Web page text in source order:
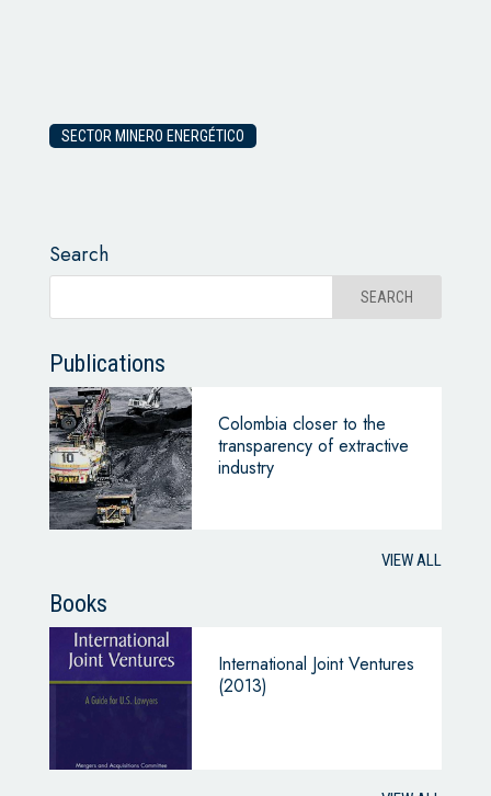
SECTOR MINERO ENERGÉTICO
Search
Publications
Colombia closer to the
transparency of extractive
industry
VIEW ALL
Books
International Joint Ventures
(2013)